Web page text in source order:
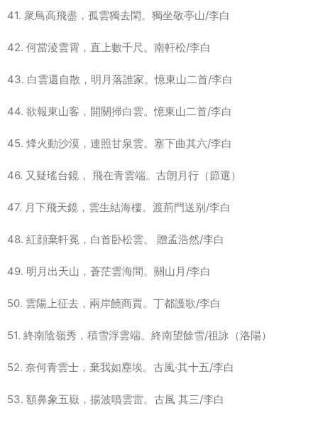
41. 衆鳥高飛盡，孤雲獨去閑。獨坐敬亭山/李白
42. 何當淩雲霄，直上數千尺。南軒松/李白
43. 白雲還自散，明月落誰家。憶東山二首/李白
44. 欲報東山客，開關掃白雲。憶東山二首/李白
45. 烽火動沙漠，連照甘泉雲。塞下曲其六/李白
46. 又疑瑤台鏡， 飛在青雲端。古朗月行（節選）
47. 月下飛天鏡，雲生結海樓。渡荊門送别/李白
48. 紅顔棄軒冕，白首卧松雲。 贈孟浩然/李白
49. 明月出天山，蒼茫雲海間。關山月/李白
50. 雲陽上征去，兩岸饒商賈。丁都護歌/李白
51. 終南陰嶺秀，積雪浮雲端。終南望餘雪/祖詠（洛陽）
52. 奈何青雲士，棄我如塵埃。古風·其十五/李白
53. 額鼻象五嶽，揚波噴雲雷。古風 其三/李白